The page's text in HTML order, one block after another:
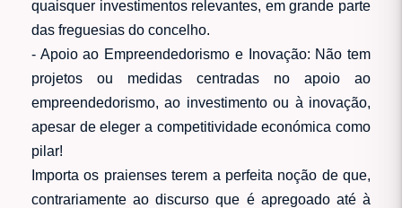
quaisquer investimentos relevantes, em grande parte
das freguesias do concelho.
- Apoio ao Empreendedorismo e Inovação: Não tem
projetos ou medidas centradas no apoio ao
empreendedorismo, ao investimento ou à inovação,
apesar de eleger a competitividade económica como
pilar!
Importa os praienses terem a perfeita noção de que,
contrariamente ao discurso que é apregoado até à